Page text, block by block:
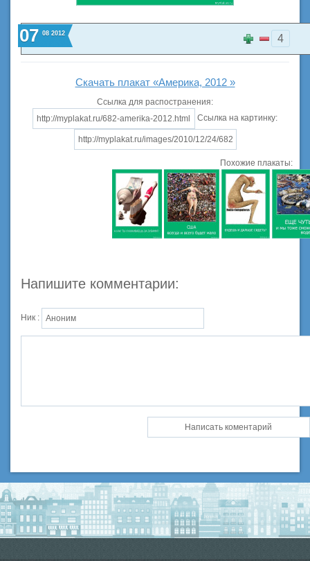
07 08 2012 4
Скачать плакат «Америка, 2012 »
Ссылка для распостранения:
Ссылка на картинку:
Похожие плакаты:
Напишите комментарии:
Ник :